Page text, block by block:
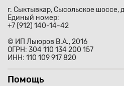
г. Сыктывкар, Сысольское шоссе,
Единый номер:
+7 (912) 140-14-42
© ИП Лыюров В.А., 2016
ОГРН: 304 110 134 200 157
ИНН: 110 109 917 820
Помощь